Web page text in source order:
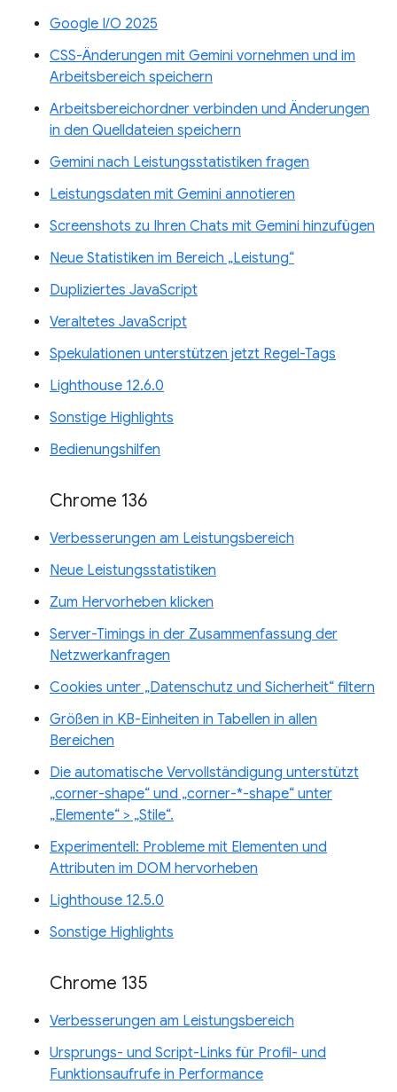
Google I/O 2025
CSS-Änderungen mit Gemini vornehmen und im
Arbeitsbereich speichern
Arbeitsbereichordner verbinden und Änderungen
in den Quelldateien speichern
Gemini nach Leistungsstatistiken fragen
Leistungsdaten mit Gemini annotieren
Screenshots zu Ihren Chats mit Gemini hinzufügen
Neue Statistiken im Bereich „Leistung“
Dupliziertes JavaScript
Veraltetes JavaScript
Spekulationen unterstützen jetzt Regel-Tags
Lighthouse 12.6.0
Sonstige Highlights
Bedienungshilfen
Chrome 136
Verbesserungen am Leistungsbereich
Neue Leistungsstatistiken
Zum Hervorheben klicken
Server-Timings in der Zusammenfassung der
Netzwerkanfragen
Cookies unter „Datenschutz und Sicherheit“ filtern
Größen in KB-Einheiten in Tabellen in allen
Bereichen
Die automatische Vervollständigung unterstützt
„corner-shape“ und „corner-*-shape“ unter
„Elemente“ > „Stile“.
Experimentell: Probleme mit Elementen und
Attributen im DOM hervorheben
Lighthouse 12.5.0
Sonstige Highlights
Chrome 135
Verbesserungen am Leistungsbereich
Ursprungs- und Script-Links für Profil- und
Funktionsaufrufe in Performance